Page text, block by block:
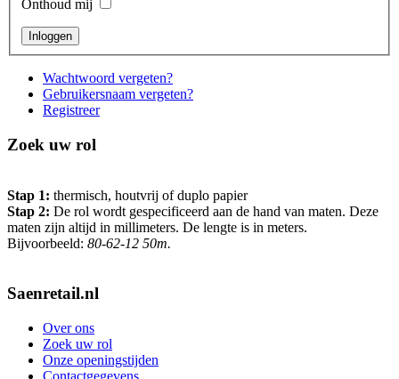
Onthoud mij
Wachtwoord vergeten?
Gebruikersnaam vergeten?
Registreer
Zoek uw rol
Stap 1: thermisch, houtvrij of duplo papier
Stap 2: De rol wordt gespecificeerd aan de hand van maten. Deze
maten zijn altijd in millimeters. De lengte is in meters.
Bijvoorbeeld: 80-62-12 50m.
Saenretail.nl
Over ons
Zoek uw rol
Onze openingstijden